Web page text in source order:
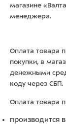
магазине
менеджера.
Оплата товара
покупки, в
денежными
коду через СБП.
Оплата товара
производится